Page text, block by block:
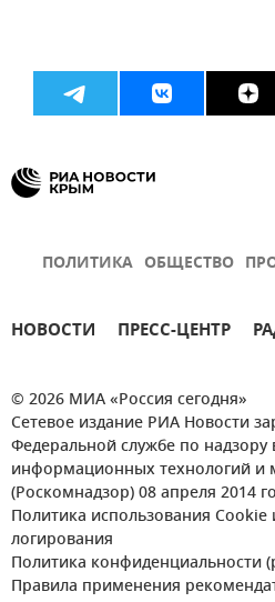
ПОЛИТИКА ОБЩЕСТВО
НОВОСТИ ПРЕСС-ЦЕНТР
© 2026 МИА «Россия сегодня»
Сетевое издание РИА Новости
Федеральной службе по надзору
информационных технологий и
(Роскомнадзор) 08 апреля 2014
Политика использования Cookie
логирования
Политика конфиденциальности
Правила применения